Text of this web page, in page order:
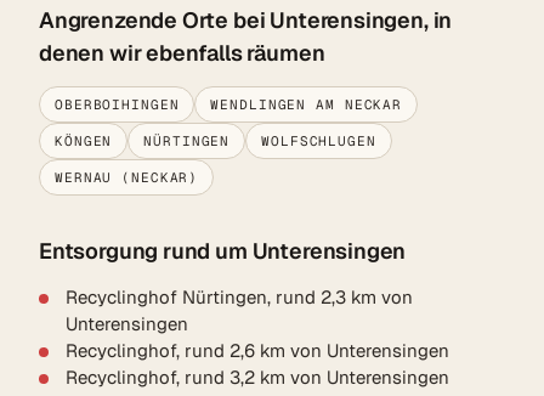
Angrenzende Orte bei Unterensingen, in
denen wir ebenfalls räumen
OBERBOIHINGEN WENDLINGEN AM NECKAR
KÖNGEN NÜRTINGEN WOLFSCHLUGEN
WERNAU (NECKAR)
Entsorgung rund um Unterensingen
Recyclinghof Nürtingen, rund 2,3 km von
Unterensingen
Recyclinghof, rund 2,6 km von Unterensingen
Recyclinghof, rund 3,2 km von Unterensingen